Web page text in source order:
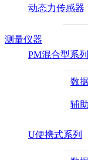
动态力传感器
测量仪器
PM混合型系列
数
辅
U便携式系列